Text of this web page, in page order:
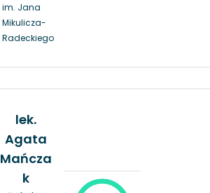
im. Jana
Mikulicza-
Radeckiego
lek.
Agata
Mańcza
k